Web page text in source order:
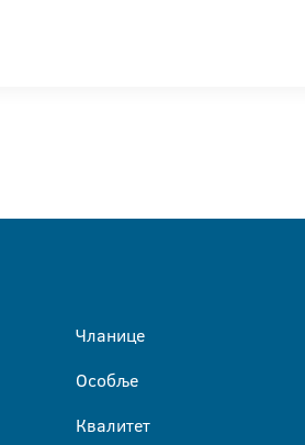
Чланице
Особље
Квалитет